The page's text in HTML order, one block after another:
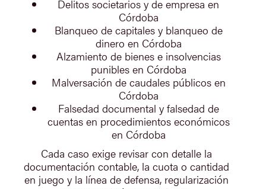
Delitos societarios y de empresa en
Córdoba
Blanqueo de capitales y blanqueo de
dinero en Córdoba
Alzamiento de bienes e insolvencias
punibles en Córdoba
Malversación de caudales públicos en
Córdoba
Falsedad documental y falsedad de
cuentas en procedimientos económicos
en Córdoba
Cada caso exige revisar con detalle la
documentación contable, la cuota o cantidad
en juego y la línea de defensa, regularización